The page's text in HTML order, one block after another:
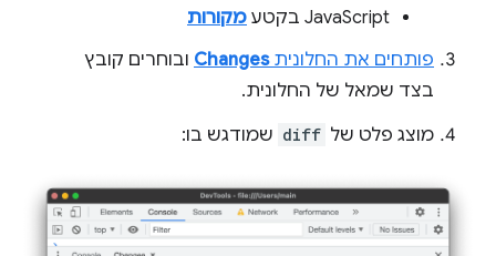
JavaScript בקטע
מקורות
פותחים את החלוניתChanges ובוחרים קובץ
בצד שמאל של החלונית.
מוצג פלט של diff שמודגש בו: